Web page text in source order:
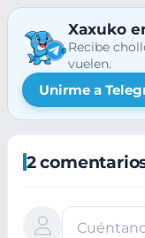
Xaxuko
Recibe
vuelen.
Unirme a
2